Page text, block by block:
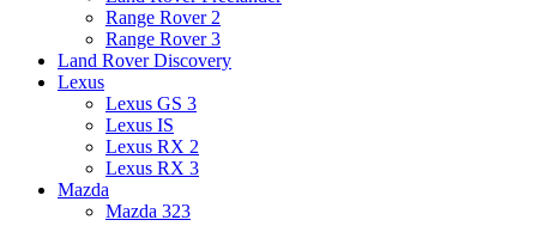
Range Rover 2
Range Rover 3
Land Rover Discovery
Lexus
Lexus GS 3
Lexus IS
Lexus RX 2
Lexus RX 3
Mazda
Mazda 323